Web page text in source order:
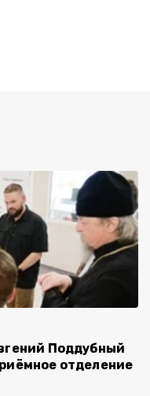
Поддубный
отделение